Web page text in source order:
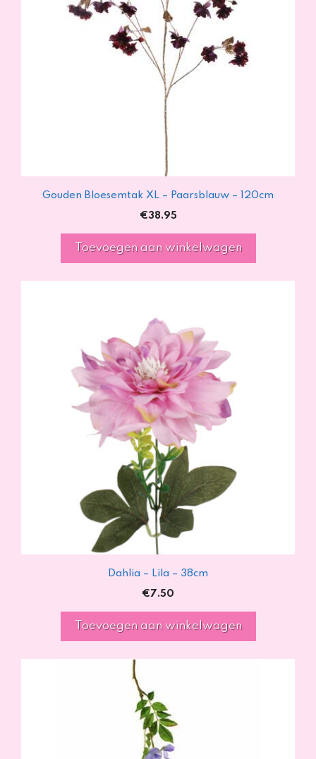
Gouden Bloesemtak XL – Paarsblauw – 120cm
€38.95
Toevoegen aan winkelwagen
Dahlia – Lila – 38cm
€7.50
Toevoegen aan winkelwagen